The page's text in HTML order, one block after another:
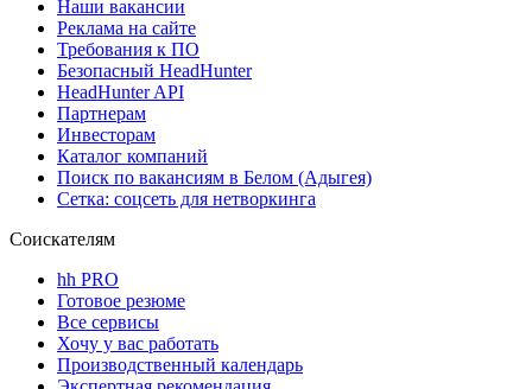
Наши вакансии
Реклама на сайте
Требования к ПО
Безопасный HeadHunter
HeadHunter API
Партнерам
Инвесторам
Каталог компаний
Поиск по вакансиям в Белом (Адыгея)
Сетка: соцсеть для нетворкинга
Соискателям
hh PRO
Готовое резюме
Все сервисы
Хочу у вас работать
Производственный календарь